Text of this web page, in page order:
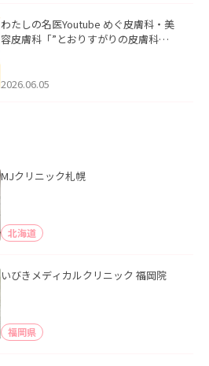
わたしの名医Youtube めぐ皮膚科・美
容皮膚科「”とおりすがりの皮膚科
2026.06.05
MJクリニック札幌
北海道
いびきメディカルクリニック 福岡院
福岡県